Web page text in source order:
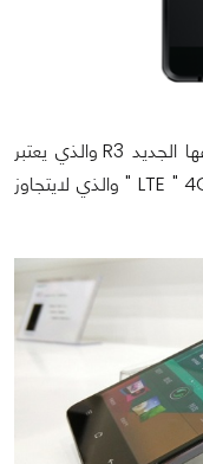
كشفت الشركة الصينية Oppo عن هاتفها الجديد R3 والذي يعتبر
الأنحف بالعالم يدعم شبكات الجيل الرابع LTE " 4G " والذي لايتجاوز